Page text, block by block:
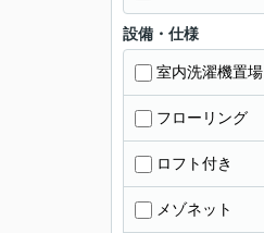
設備・仕様
室内洗濯機置場
フローリング
ロフト付き
メゾネット